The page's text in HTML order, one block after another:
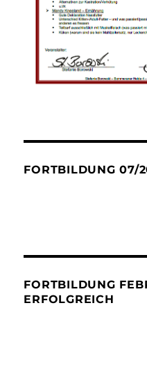
FORTBILDUNG 07/
FORTBILDUNG
ERFOLGREICH